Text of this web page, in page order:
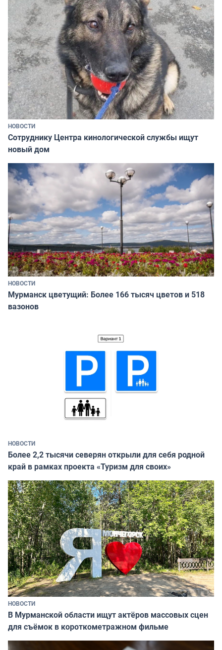
НОВОСТИ
Сотруднику Центра кинологической службы ищут
новый дом
НОВОСТИ
Мурманск цветущий: Более 166 тысяч цветов и 518
вазонов
НОВОСТИ
Более 2,2 тысячи северян открыли для себя родной
край в рамках проекта «Туризм для своих»
НОВОСТИ
В Мурманской области ищут актёров массовых сцен
для съёмок в короткометражном фильме